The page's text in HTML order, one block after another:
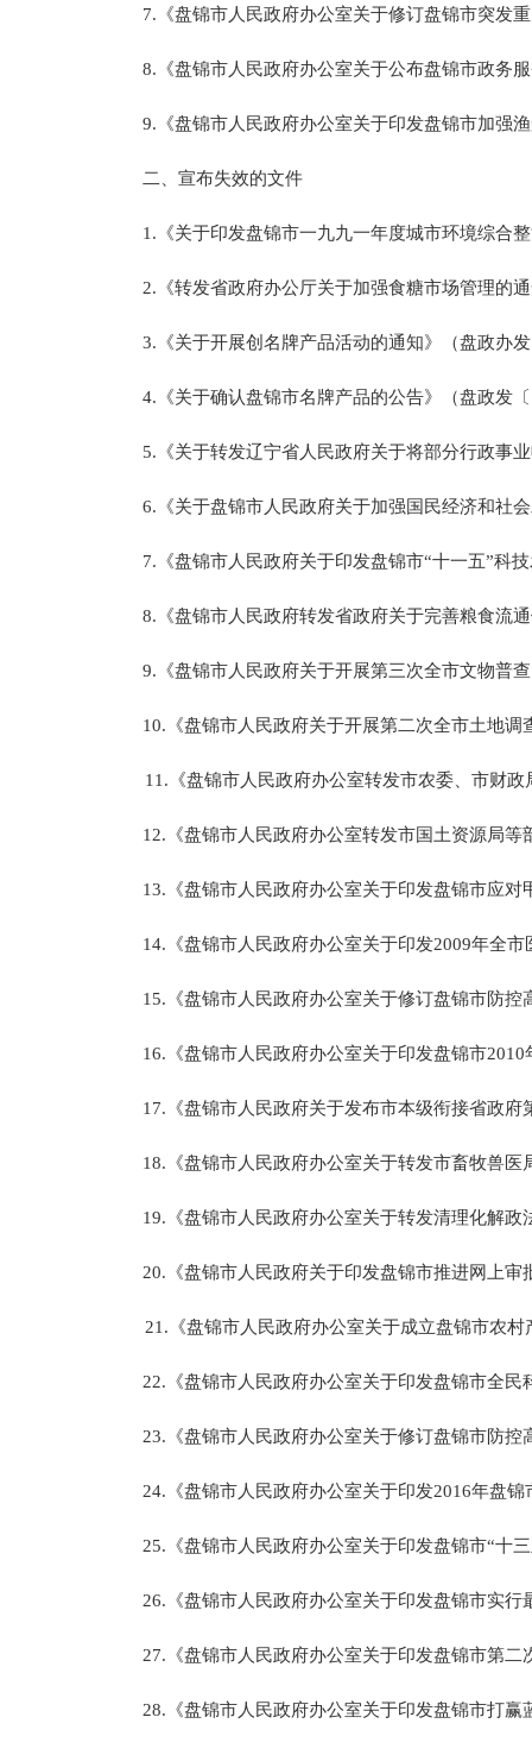
7.《盘锦市人民政府办公室关于修订盘锦市突发
8.《盘锦市人民政府办公室关于公布盘锦市政务
9.《盘锦市人民政府办公室关于印发盘锦市加强
二、宣布失效的文件
1.《关于印发盘锦市一九九一年度城市环境综合
2.《转发省政府办公厅关于加强食糖市场管理的
3.《关于开展创名牌产品活动的通知》（盘政办
4.《关于确认盘锦市名牌产品的公告》（盘政发
5.《关于转发辽宁省人民政府关于将部分行政事
6.《关于盘锦市人民政府关于加强国民经济和社
7.《盘锦市人民政府关于印发盘锦市“十一五”科
8.《盘锦市人民政府转发省政府关于完善粮食流
9.《盘锦市人民政府关于开展第三次全市文物普
10.《盘锦市人民政府关于开展第二次全市土地调
11.《盘锦市人民政府办公室转发市农委、市财
12.《盘锦市人民政府办公室转发市国土资源局
13.《盘锦市人民政府办公室关于印发盘锦市应
14.《盘锦市人民政府办公室关于印发2009年全
15.《盘锦市人民政府办公室关于修订盘锦市防
16.《盘锦市人民政府办公室关于印发盘锦市
17.《盘锦市人民政府关于发布市本级衔接省政
18.《盘锦市人民政府办公室关于转发市畜牧兽
19.《盘锦市人民政府办公室关于转发清理化解
20.《盘锦市人民政府关于印发盘锦市推进网上
21.《盘锦市人民政府办公室关于成立盘锦市农
22.《盘锦市人民政府办公室关于印发盘锦市全
23.《盘锦市人民政府办公室关于修订盘锦市防
24.《盘锦市人民政府办公室关于印发2016年盘
25.《盘锦市人民政府办公室关于印发盘锦市“十
26.《盘锦市人民政府办公室关于印发盘锦市实
27.《盘锦市人民政府办公室关于印发盘锦市第
28.《盘锦市人民政府办公室关于印发盘锦市打